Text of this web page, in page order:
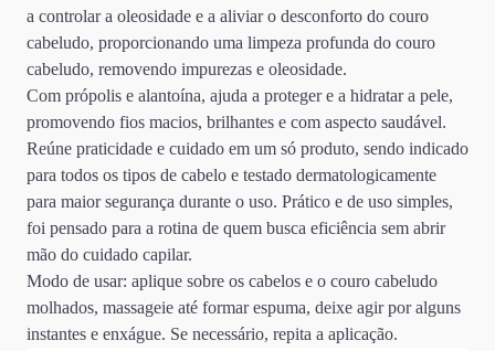
a controlar a oleosidade e a aliviar o desconforto do couro
cabeludo, proporcionando uma limpeza profunda do couro
cabeludo, removendo impurezas e oleosidade.
Com própolis e alantoína, ajuda a proteger e a hidratar a pele,
promovendo fios macios, brilhantes e com aspecto saudável.
Reúne praticidade e cuidado em um só produto, sendo indicado
para todos os tipos de cabelo e testado dermatologicamente
para maior segurança durante o uso. Prático e de uso simples,
foi pensado para a rotina de quem busca eficiência sem abrir
mão do cuidado capilar.
Modo de usar: aplique sobre os cabelos e o couro cabeludo
molhados, massageie até formar espuma, deixe agir por alguns
instantes e enxágue. Se necessário, repita a aplicação.